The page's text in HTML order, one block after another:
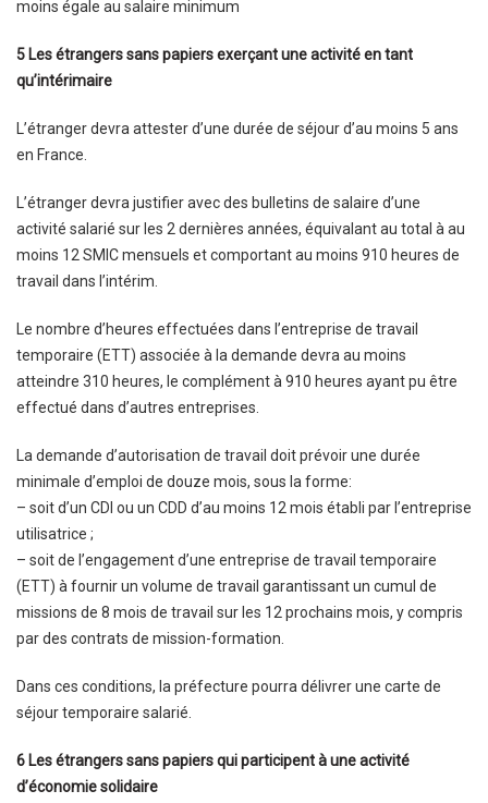
moins égale au salaire minimum
5 Les étrangers sans papiers exerçant une activité en tant
qu’intérimaire
L’étranger devra attester d’une durée de séjour d’au moins 5 ans
en France.
L’étranger devra justifier avec des bulletins de salaire d’une
activité salarié sur les 2 dernières années, équivalant au total à au
moins 12 SMIC mensuels et comportant au moins 910 heures de
travail dans l’intérim.
Le nombre d’heures effectuées dans l’entreprise de travail
temporaire (ETT) associée à la demande devra au moins
atteindre 310 heures, le complément à 910 heures ayant pu être
effectué dans d’autres entreprises.
La demande d’autorisation de travail doit prévoir une durée
minimale d’emploi de douze mois, sous la forme:
– soit d’un CDI ou un CDD d’au moins 12 mois établi par l’entreprise
utilisatrice ;
– soit de l’engagement d’une entreprise de travail temporaire
(ETT) à fournir un volume de travail garantissant un cumul de
missions de 8 mois de travail sur les 12 prochains mois, y compris
par des contrats de mission-formation.
Dans ces conditions, la préfecture pourra délivrer une carte de
séjour temporaire salarié.
6 Les étrangers sans papiers qui participent à une activité
d’économie solidaire